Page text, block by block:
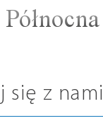
się z nami